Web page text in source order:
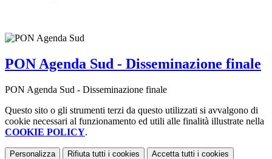
PON Agenda Sud - Disseminazione finale
PON Agenda Sud - Disseminazione finale
Questo sito o gli strumenti terzi da questo utilizzati si avvalgono di
cookie necessari al funzionamento ed utili alle finalità illustrate nella
COOKIE POLICY.
Personalizza Rifiuta tutti i cookies Accetta tutti i cookies